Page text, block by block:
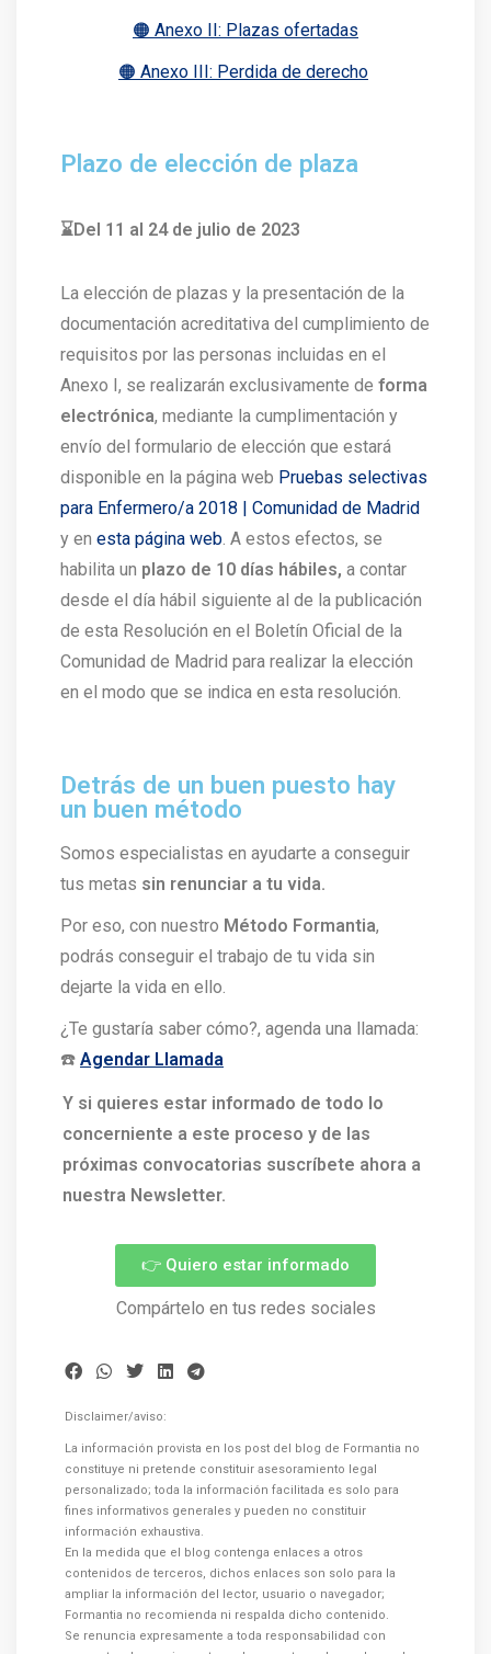
🟠 Anexo II: Plazas ofertadas
🟠 Anexo III: Perdida de derecho
​Plazo de elección de plaza
⌛️Del 11 al 24 de julio de 2023
La elección de plazas y la presentación de la
documentación acreditativa del cumplimiento de
requisitos por las personas incluidas en el
Anexo I, se realizarán exclusivamente de forma
electrónica, mediante la cumplimentación y
envío del formulario de elección que estará
disponible en la página web Pruebas selectivas
para Enfermero/a 2018 | Comunidad de Madrid
y en esta página web. A estos efectos, se
habilita un plazo de 10 días hábiles, a contar
desde el día hábil siguiente al de la publicación
de esta Resolución en el Boletín Oficial de la
Comunidad de Madrid para realizar la elección
en el modo que se indica en esta resolución.
Detrás de un buen puesto hay
un buen método
Somos especialistas en ayudarte a conseguir
tus metas sin renunciar a tu vida.
Por eso, con nuestro Método Formantia,
podrás conseguir el trabajo de tu vida sin
dejarte la vida en ello.
¿Te gustaría saber cómo?, agenda una llamada:
☎️ Agendar Llamada
Y si quieres estar informado de todo lo
concerniente a este proceso y de las
próximas convocatorias suscríbete ahora a
nuestra Newsletter.
👉 Quiero estar informado
Compártelo en tus redes sociales
Disclaimer/aviso:
La información provista en los post del blog de Formantia no
constituye ni pretende constituir asesoramiento legal
personalizado; toda la información facilitada es solo para
fines informativos generales y pueden no constituir
información exhaustiva.
En la medida que el blog contenga enlaces a otros
contenidos de terceros, dichos enlaces son solo para la
ampliar la información del lector, usuario o navegador;
Formantia no recomienda ni respalda dicho contenido.
Se renuncia expresamente a toda responsabilidad con